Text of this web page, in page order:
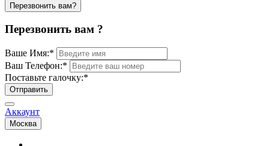
Перезвонить вам?
Перезвонить вам ?
Ваше Имя:*
Ваш Телефон:*
Поставьте галочку:*
Отправить
Аккаунт
Москва